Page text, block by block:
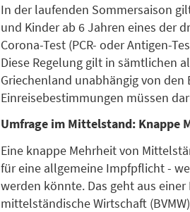
In der laufenden Sommersaison
und Kinder ab 6 Jahren eines der
Corona-Test (PCR- oder Antigen-
Diese Regelung gilt in sämtlichen
Griechenland unabhängig von
Einreisebestimmungen müssen
Umfrage im Mittelstand: Knappe
Eine knappe Mehrheit von
für eine allgemeine Impfpflicht -
werden könnte. Das geht aus
mittelständische Wirtschaft